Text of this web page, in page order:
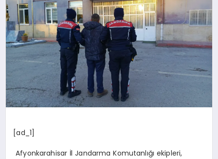
SPOR
YAŞAM
[ad_1]
Afyonkarahisar İl Jandarma Komutanlığı ekipleri,